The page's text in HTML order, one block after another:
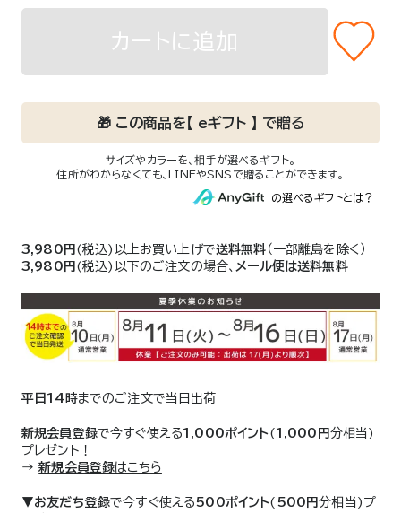
カートに追加
3,980円 (税込)以上お買い上げで送料無料 （一部離島を除く）
3,980円 (税込)以下のご注文の場合、 メール便は送料無料
平日14時までのご注文で当日出荷
新規会員登録で今すぐ使える1,000ポイント( 1,000円 分相当)
プレゼント！
→新規会員登録はこちら
▼お友だち登録で今すぐ使える500ポイント( 500円分相当)プ